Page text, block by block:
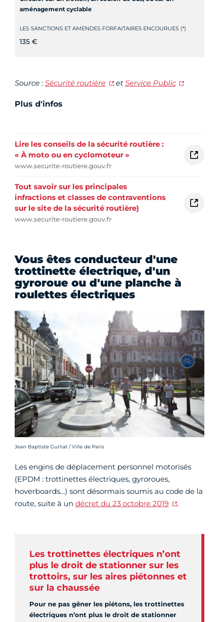
aménagement cyclable
LES SANCTIONS ET AMENDES FORFAITAIRES ENCOURUES (*)
135 €
Source : Sécurité routière et Service Public
Plus d'infos
Lire les conseils de la sécurité routière :
« À moto ou en cyclomoteur »
www.securite-routiere.gouv.fr
Tout savoir sur les principales
infractions et classes de contraventions
sur le site de la sécurité routière)
www.securite-routiere.gouv.fr
Vous êtes conducteur d'une
trottinette électrique, d'un
gyroroue ou d'une planche à
roulettes électriques
Crédit photo :
Jean Baptiste Gurliat / Ville de Paris
Les engins de déplacement personnel motorisés
(EPDM : trottinettes électriques, gyroroues,
hoverboards…) sont désormais soumis au code de la
route, suite à un décret du 23 octobre 2019 .
Les trottinettes électriques n’ont
plus le droit de stationner sur les
trottoirs, sur les aires piétonnes et
sur la chaussée
Pour ne pas gêner les piétons, les trottinettes
électriques n’ont plus le droit de stationner